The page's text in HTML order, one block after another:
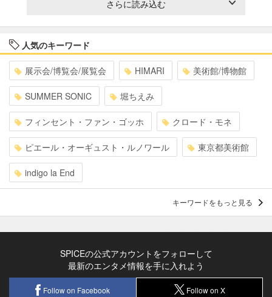
さらに読み込む
人気のキーワード
展示会/博覧会/展覧会 HIMARI 美術館/博物館
SUMMER SONIC 堀ちえみ
フィンセント・ファン・ゴッホ クロード・モネ
ピエール・オーギュスト・ルノワール 東京都美術館
indigo la End
キーワードをもっと見る
SPICEの公式アカウントをフォローして
最新のエンタメ情報を手に入れよう
Follow on Facebook Follow on X